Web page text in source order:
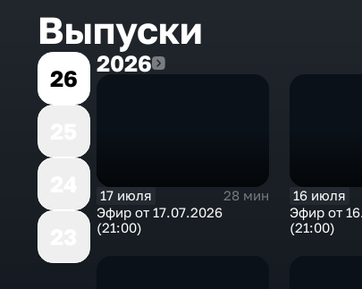
Выпуски
26
20262026
17 июля
28 мин
Эфир от 17.07.2026
(21:00)
16 июля
Эфир от
(21:00)